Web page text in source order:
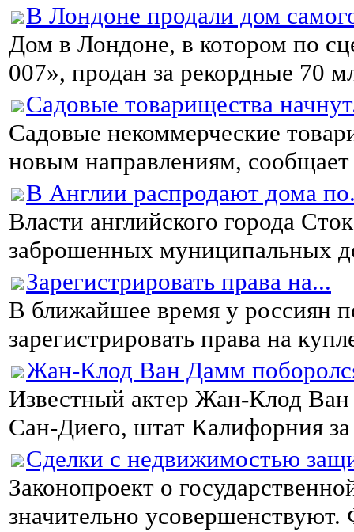
В Лондоне продали дом
Дом в Лондоне, в котором по
007», продан за рекордные 70
Садовые товарищества
Садовые некоммерческие
новым направлениям,
В Англии распродают дома
Власти английского города
заброшенных муниципальных
Зарегистрировать права на...
В ближайшее время у россиян
зарегистрировать права на
Жан-Клод Ван Дамм
Известный актер Жан-Клод
Сан-Диего, штат Калифорния
Сделки с недвижимостью
Законопроект о
значительно усовершенствуют.